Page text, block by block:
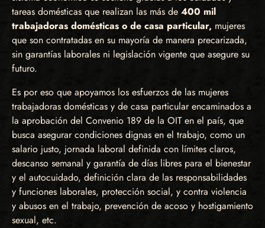
tareas domésticas que realizan las más de 400 mil
trabajadoras domésticas o de casa particular, mujeres
que son contratadas en su mayoría de manera precarizada,
sin garantías laborales ni legislación vigente que asegure su
futuro.
Es por eso que apoyamos los esfuerzos de las mujeres
trabajadoras domésticas y de casa particular encaminados a
la aprobación del Convenio 189 de la OIT en el país, que
busca asegurar condiciones dignas en el trabajo, como un
salario justo, jornada laboral definida con límites claros,
descanso semanal y garantía de días libres para el bienestar
y el autocuidado, definición clara de las responsabilidades
y funciones laborales, protección social, y contra violencia
y abusos en el trabajo, prevención de acoso y hostigamiento
sexual, etc.